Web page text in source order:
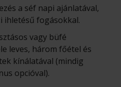
a séf napi ajánlatával,
ihletésű fogásokkal.
vagy büfé
leves, három főétel és
kínálatával (mindig
opcióval).